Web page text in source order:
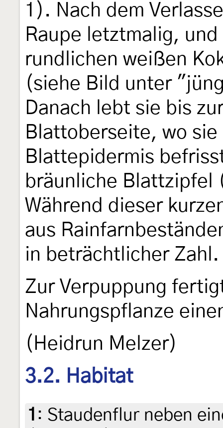
1). Nach dem
Raupe letztmalig,
rundlichen weißen
(siehe Bild unter
Danach lebt sie bis
Blattoberseite, wo
Blattepidermis
bräunliche Blattzipfel
Während dieser
aus
in beträchtlicher Zahl.
Zur Verpuppung
Nahrungspflanze
(Heidrun Melzer)
3.2. Habitat
1 : Staudenflur neben